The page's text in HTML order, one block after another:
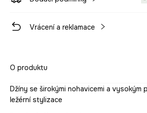
Vrácení a reklamace
O produktu
Džíny se širokými nohavicemi a vysokým
ležérní stylizace